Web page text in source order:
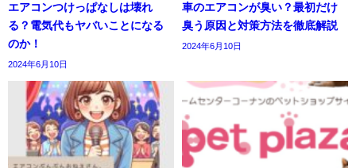
エアコンつけっぱなしは壊れ
る？電気代もヤバいことになる
のか！
2024年6月10日
車のエアコンが臭い？最初だけ
臭う原因と対策方法を徹底解説
2024年6月10日